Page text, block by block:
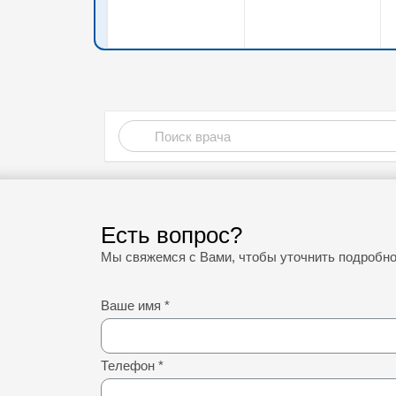
Есть вопрос?
Мы свяжемся с Вами, чтобы уточнить
Ваше имя *
Телефон *